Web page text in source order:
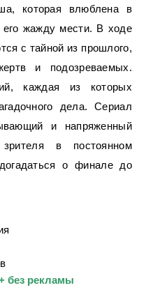
которая влюблена в
его жажду мести. В ходе
с тайной из прошлого,
и подозреваемых.
каждая из которых
дела. Сериал
и напряженный
в постоянном
о финале до
без рекламы